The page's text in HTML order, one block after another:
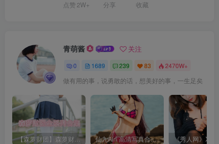
点赞 2W+ 分享 收藏
青萌酱 关注
0 1689 239 83 2470W+
做有用的事，说勇敢的话，想美好的事，一生足矣
【森萝财团】森萝财团系列福利原版无水印合集下载[与本站内容同步更新] 仙九Airi 高清写真合集[持续更新]